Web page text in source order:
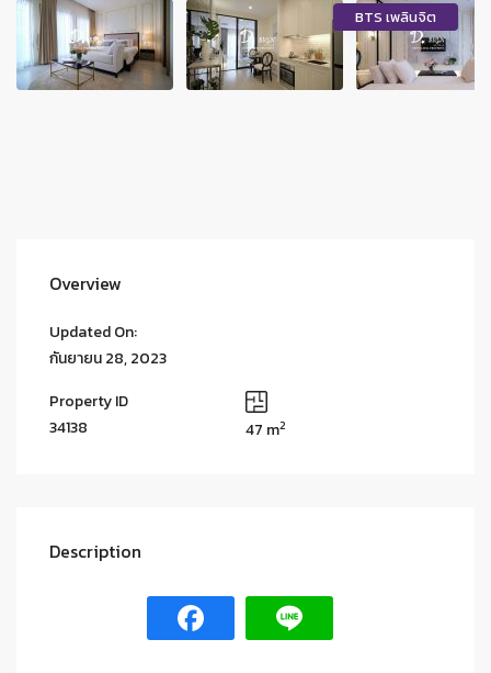
BTS เพลินจิต
Overview
Updated On:
กันยายน 28, 2023
Property ID
34138
47 m2
Description